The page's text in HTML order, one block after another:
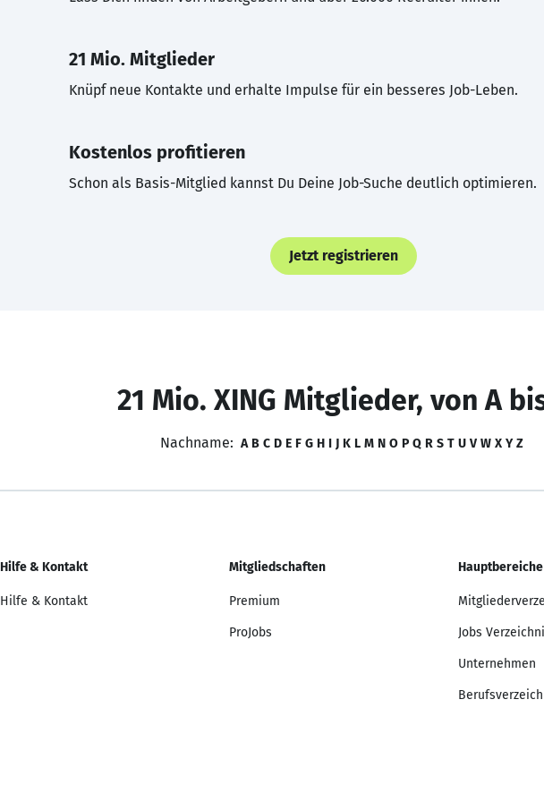
21 Mio. Mitglieder
Knüpf neue Kontakte und erhalte Impulse für ein besseres Job-Leben.
Kostenlos profitieren
Schon als Basis-Mitglied kannst Du Deine Job-Suche deutlich optimieren.
Jetzt registrieren
21 Mio. XING Mitglieder, von A
Nachname: A B C D E F G H I J K L M N O P Q R S T U V W X Y Z
Hilfe & Kontakt
Hilfe & Kontakt
Mitgliedschaften
Premium
ProJobs
Hauptbereiche
Jobs
Unternehmen